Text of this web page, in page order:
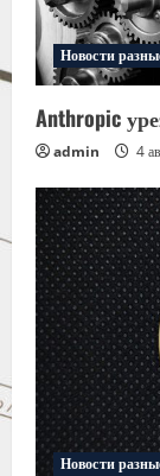
Новости
Anthropic
admin 4
Новости